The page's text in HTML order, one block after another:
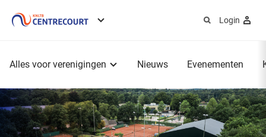
Login
Alles voor verenigingen Nieuws Evenementen